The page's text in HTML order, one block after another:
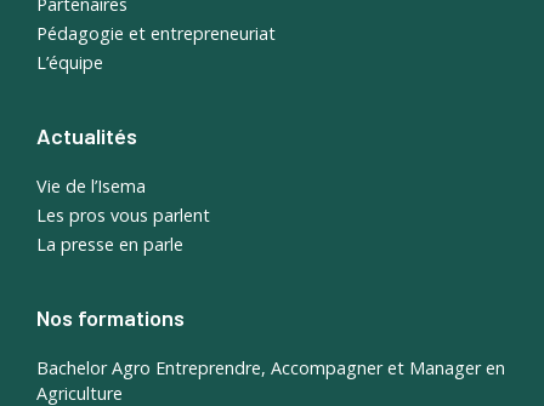
Pédagogie et entrepreneuriat
L’équipe
Actualités
Vie de l’Isema
Les pros vous parlent
La presse en parle
Nos formations
Bachelor Agro Entreprendre, Accompagner et Manager en
Agriculture